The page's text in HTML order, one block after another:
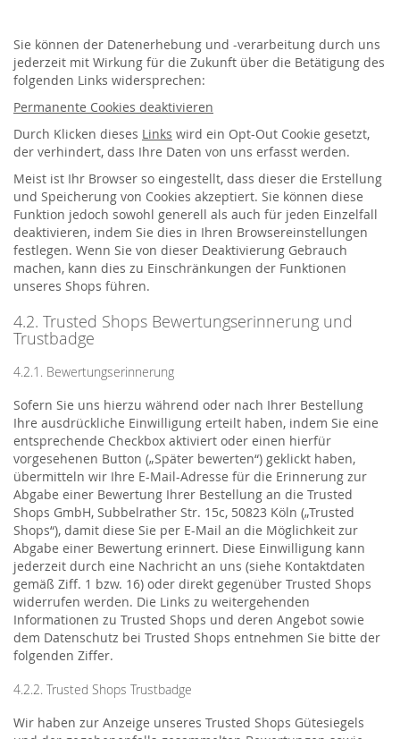
Sie können der Datenerhebung und -verarbeitung durch uns
jederzeit mit Wirkung für die Zukunft über die Betätigung des
folgenden Links widersprechen:
Permanente Cookies deaktivieren
Durch Klicken dieses Links wird ein Opt-Out Cookie gesetzt,
der verhindert, dass Ihre Daten von uns erfasst werden.
Meist ist Ihr Browser so eingestellt, dass dieser die Erstellung
und Speicherung von Cookies akzeptiert. Sie können diese
Funktion jedoch sowohl generell als auch für jeden Einzelfall
deaktivieren, indem Sie dies in Ihren Browsereinstellungen
festlegen. Wenn Sie von dieser Deaktivierung Gebrauch
machen, kann dies zu Einschränkungen der Funktionen
unseres Shops führen.
4.2. Trusted Shops Bewertungserinnerung und
Trustbadge
4.2.1. Bewertungserinnerung
Sofern Sie uns hierzu während oder nach Ihrer Bestellung
Ihre ausdrückliche Einwilligung erteilt haben, indem Sie eine
entsprechende Checkbox aktiviert oder einen hierfür
vorgesehenen Button („Später bewerten“) geklickt haben,
übermitteln wir Ihre E-Mail-Adresse für die Erinnerung zur
Abgabe einer Bewertung Ihrer Bestellung an die Trusted
Shops GmbH, Subbelrather Str. 15c, 50823 Köln („Trusted
Shops“), damit diese Sie per E-Mail an die Möglichkeit zur
Abgabe einer Bewertung erinnert. Diese Einwilligung kann
jederzeit durch eine Nachricht an uns (siehe Kontaktdaten
gemäß Ziff. 1 bzw. 16) oder direkt gegenüber Trusted Shops
widerrufen werden. Die Links zu weitergehenden
Informationen zu Trusted Shops und deren Angebot sowie
dem Datenschutz bei Trusted Shops entnehmen Sie bitte der
folgenden Ziffer.
4.2.2. Trusted Shops Trustbadge
Wir haben zur Anzeige unseres Trusted Shops Gütesiegels